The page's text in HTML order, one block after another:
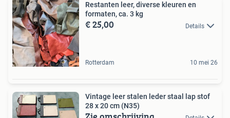
Restanten leer, diverse kleuren en
formaten, ca. 3 kg
€ 25,00 Details
Rotterdam 10 mei 26
Vintage leer stalen leder staal lap stof
28 x 20 cm (N35)